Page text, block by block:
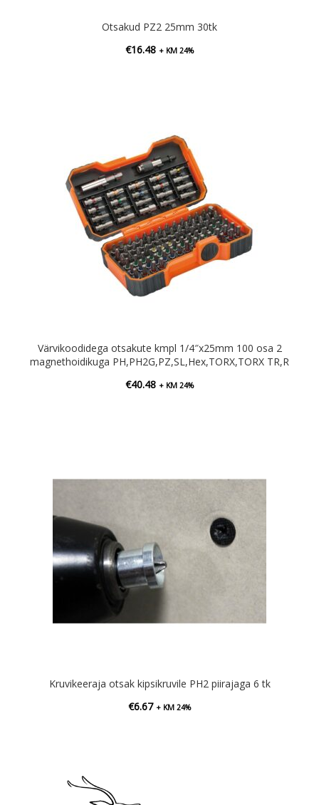
Otsakud PZ2 25mm 30tk
€16.48 + KM 24%
Värvikoodidega otsakute kmpl 1/4″x25mm 100 osa 2
magnethoidikuga PH,PH2G,PZ,SL,Hex,TORX,TORX TR,R
€40.48 + KM 24%
Kruvikeeraja otsak kipsikruvile PH2 piirajaga 6 tk
€6.67 + KM 24%